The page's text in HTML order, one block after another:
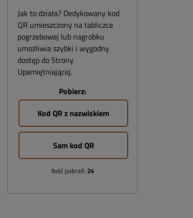
Jak to działa? Dedykowany kod
QR umieszczony na tabliczce
pogrzebowej lub nagrobku
umożliwia szybki i wygodny
dostęp do Strony
Upamiętniającej.
Pobierz:
Kod QR z nazwiskiem
Sam kod QR
Ilość pobrań: 24